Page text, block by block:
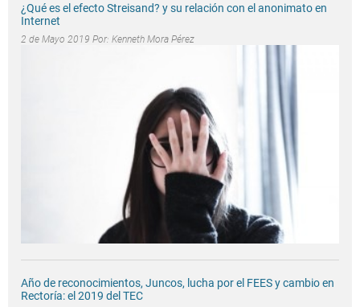
¿Qué es el efecto Streisand? y su relación con el anonimato en
Internet
2 de Mayo 2019 Por: Kenneth Mora Pérez
Año de reconocimientos, Juncos, lucha por el FEES y cambio en
Rectoría: el 2019 del TEC